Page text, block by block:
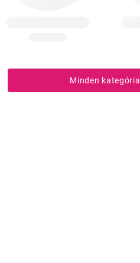
Minden kategória